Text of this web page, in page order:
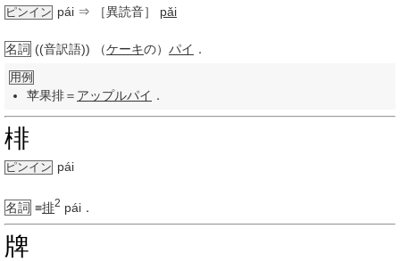
ピンイン pái ⇒ ［異読音］ pǎi
名詞 ((音訳語)) （ケーキの） パイ ．
用例
苹果排＝ アップルパイ ．
棑
ピンイン pái
名詞 ≡排2 pái．
牌